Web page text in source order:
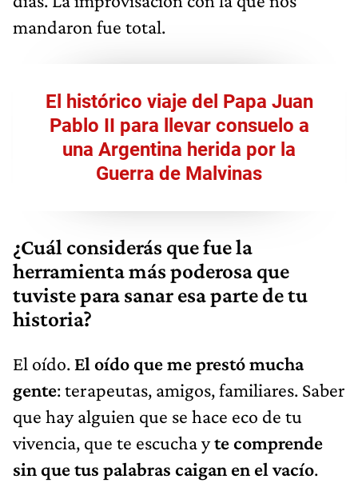
mandaron fue total.
El histórico viaje del Papa Juan
Pablo II para llevar consuelo a
una Argentina herida por la
Guerra de Malvinas
¿Cuál considerás que fue la
herramienta más poderosa que
tuviste para sanar esa parte de tu
historia?
El oído. El oído que me prestó mucha
gente: terapeutas, amigos, familiares. Saber
que hay alguien que se hace eco de tu
vivencia, que te escucha yte comprende
sin que tus palabras caigan en el vacío.